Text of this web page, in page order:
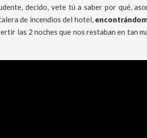
decido, vete tú a saber por qué,
de incendios del hotel,
las 2 noches que nos restaban en tan